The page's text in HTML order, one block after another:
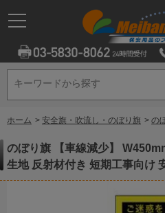
キーワードから探す
キーワードから探す
ホーム > 安全旗・吹流し・のぼり旗 > の
のぼり旗 【車線減少】
生地 反射材付き 短期工事向け